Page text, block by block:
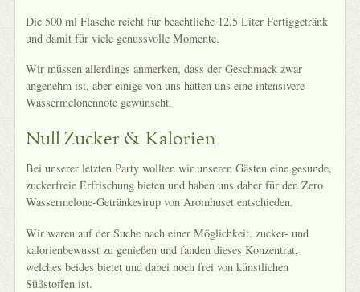
Die 500 ml Flasche reicht für beachtliche 12,5 Liter Fertiggetränk
und damit für viele genussvolle Momente.
Wir müssen allerdings anmerken, dass der Geschmack zwar
angenehm ist, aber einige von uns hätten uns eine intensivere
Wassermelonennote gewünscht.
Null Zucker & Kalorien
Bei unserer letzten Party wollten wir unseren Gästen eine gesunde,
zuckerfreie Erfrischung bieten und haben uns daher für den Zero
Wassermelone-Getränkesirup von Aromhuset entschieden.
Wir waren auf der Suche nach einer Möglichkeit, zucker- und
kalorienbewusst zu genießen und fanden dieses Konzentrat,
welches beides bietet und dabei noch frei von künstlichen
Süßstoffen ist.